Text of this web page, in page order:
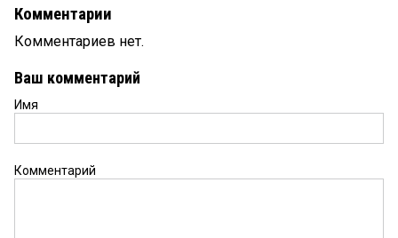
Комментарии
Комментариев нет.
Ваш комментарий
Имя
Комментарий